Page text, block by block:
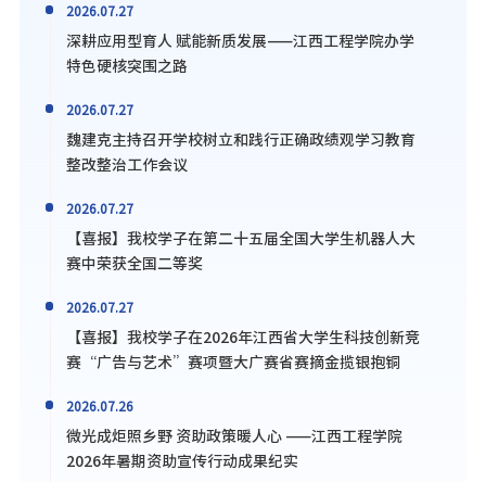
2026.07.27
深耕应用型育人 赋能新质发展——江西工程学院办学
特色硬核突围之路
2026.07.27
魏建克主持召开学校树立和践行正确政绩观学习教育
整改整治工作会议
2026.07.27
【喜报】我校学子在第二十五届全国大学生机器人大
赛中荣获全国二等奖
2026.07.27
【喜报】我校学子在2026年江西省大学生科技创新竞
赛“广告与艺术”赛项暨大广赛省赛摘金揽银抱铜
2026.07.26
微光成炬照乡野 资助政策暖人心 ——江西工程学院
2026年暑期资助宣传行动成果纪实